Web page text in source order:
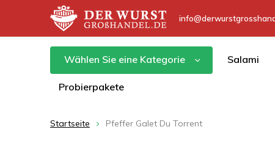
Wählen Sie eine Kategorie Salami
Probierpakete
Startseite Pfeffer Galet Du Torrent